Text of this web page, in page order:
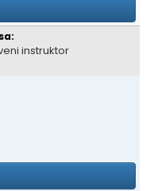
instruktor